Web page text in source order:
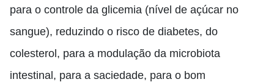
para o controle da glicemia (nível de açúcar no
sangue), reduzindo o risco de diabetes, do
colesterol, para a modulação da microbiota
intestinal, para a saciedade, para o bom